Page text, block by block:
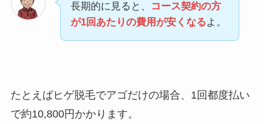
長期的に見ると、
コース契約の方
が1回あたりの費用が安くなるよ。
たとえばヒゲ脱毛でアゴだけの場合、1回都度払い
で約10,800円かかります。